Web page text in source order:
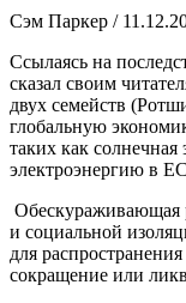
Сэм Паркер /
Ссылаясь на
сказал своим
двух семейств
глобальную
таких как
электроэнергию в
Обескураживающая
и социальной
для
сокращение или